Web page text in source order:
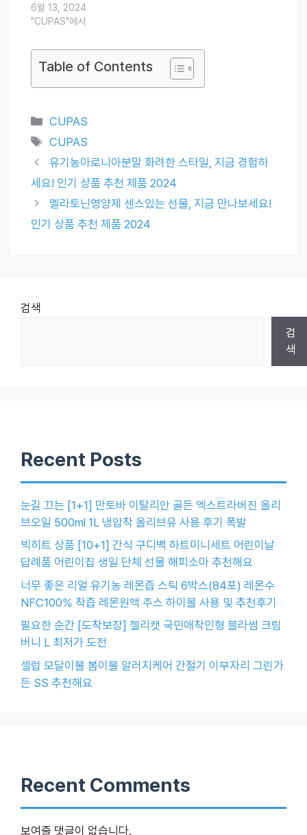
6월 13, 2024
"CUPAS"에서
Table of Contents
Categories
CUPAS
Tags
CUPAS
유기농아로니아분말 화려한 스타일, 지금 경험하
세요! 인기 상품 추천 제품 2024
멜라토닌영양제 센스있는 선물, 지금 만나보세요!
인기 상품 추천 제품 2024
검색
검
색
Recent Posts
눈길 끄는 [1+1] 만토바 이탈리안 골든 엑스트라버진 올리
브오일 500ml 1L 냉압착 올리브유 사용 후기 폭발
빅히트 상품 [10+1] 간식 구디백 하트미니세트 어린이날
답례품 어린이집 생일 단체 선물 해피소마 추천해요
너무 좋은 리얼 유기농 레몬즙 스틱 6박스(84포) 레몬수
NFC100% 착즙 레몬원액 주스 하이볼 사용 및 추천후기
필요한 순간 [도착보장] 젤리캣 국민애착인형 블라썸 크림
버니 L 최저가 도전
셀럽 모달이불 봄이불 알러지케어 간절기 이부자리 그린가
든 SS 추천해요
Recent Comments
보여줄 댓글이 없습니다.